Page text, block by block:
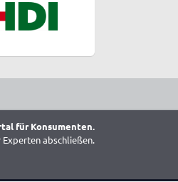
für Konsumenten.
abschließen.